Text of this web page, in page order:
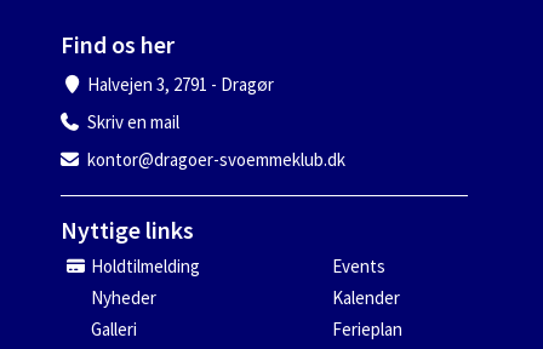
Find os her
Halvejen 3, 2791 - Dragør
Skriv en mail
kontor@dragoer-svoemmeklub.dk
Nyttige links
Holdtilmelding
Events
Nyheder
Kalender
Galleri
Ferieplan